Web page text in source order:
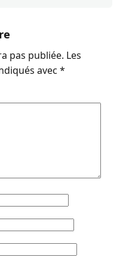
pas publiée. Les
avec *